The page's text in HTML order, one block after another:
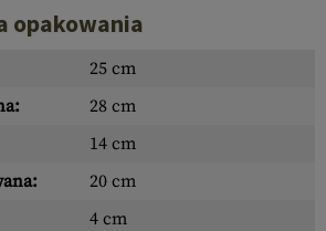
opakowania
25 cm
28 cm
14 cm
20 cm
4 cm